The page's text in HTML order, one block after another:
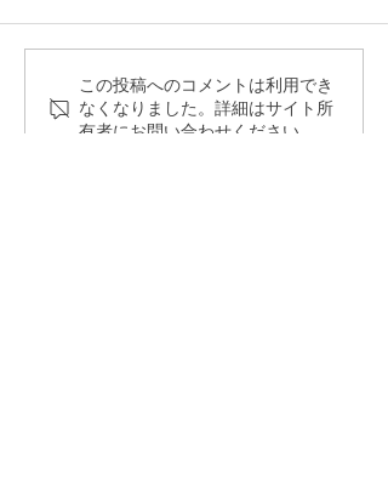
絶景の富士山♪
この投稿へのコメントは利用でき
なくなりました。詳細はサイト所
有者にお問い合わせください。